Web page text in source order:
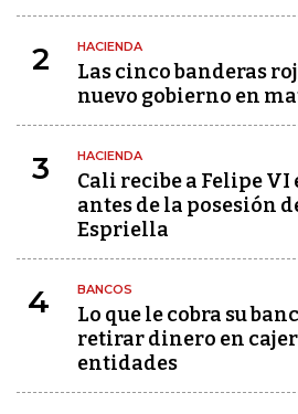
2 HACIENDA
Las cinco banderas
nuevo gobierno en
3 HACIENDA
Cali recibe a Felipe
antes de la posesión
Espriella
4 BANCOS
Lo que le cobra su
retirar dinero en
entidades